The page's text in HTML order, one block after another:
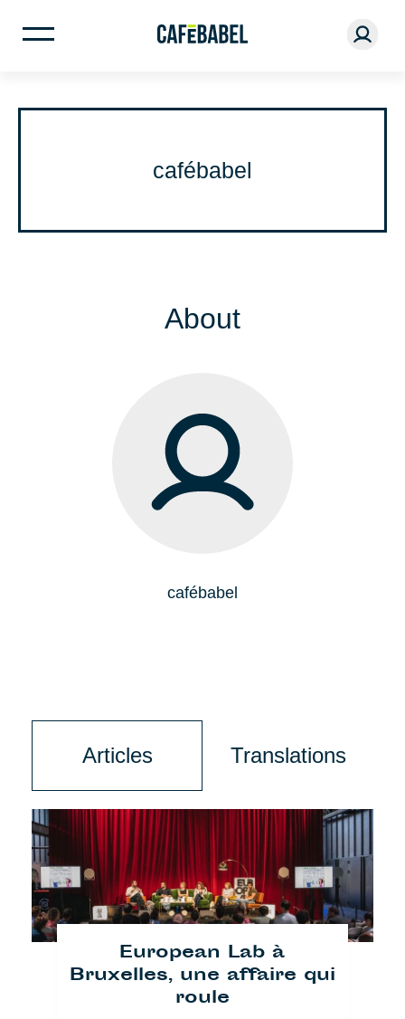
cafébabel
About
cafébabel
Articles
European Lab à
Bruxelles, une affaire qui
roule
Translations
Opening exhibition:
Discover the Borderline
Project in Berlin